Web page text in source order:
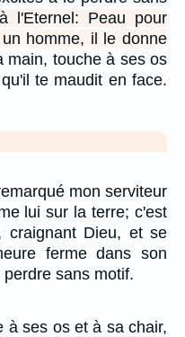
l'Eternel: Peau pour
homme, il le donne
main, touche à ses os
te maudit en face.
mon serviteur
lui sur la terre; c'est
craignant Dieu, et se
ferme dans son
sans motif.
à ses os et à sa chair,